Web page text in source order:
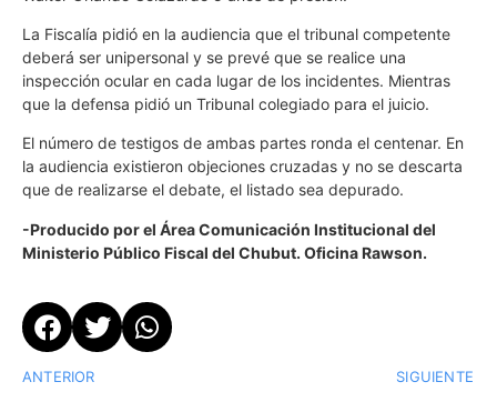
La Fiscalía pidió en la audiencia que el tribunal competente
deberá ser unipersonal y se prevé que se realice una
inspección ocular en cada lugar de los incidentes. Mientras
que la defensa pidió un Tribunal colegiado para el juicio.
El número de testigos de ambas partes ronda el centenar. En
la audiencia existieron objeciones cruzadas y no se descarta
que de realizarse el debate, el listado sea depurado.
-Producido por el Área Comunicación Institucional del
Ministerio Público Fiscal del Chubut. Oficina Rawson.
ANTERIOR SIGUIENTE